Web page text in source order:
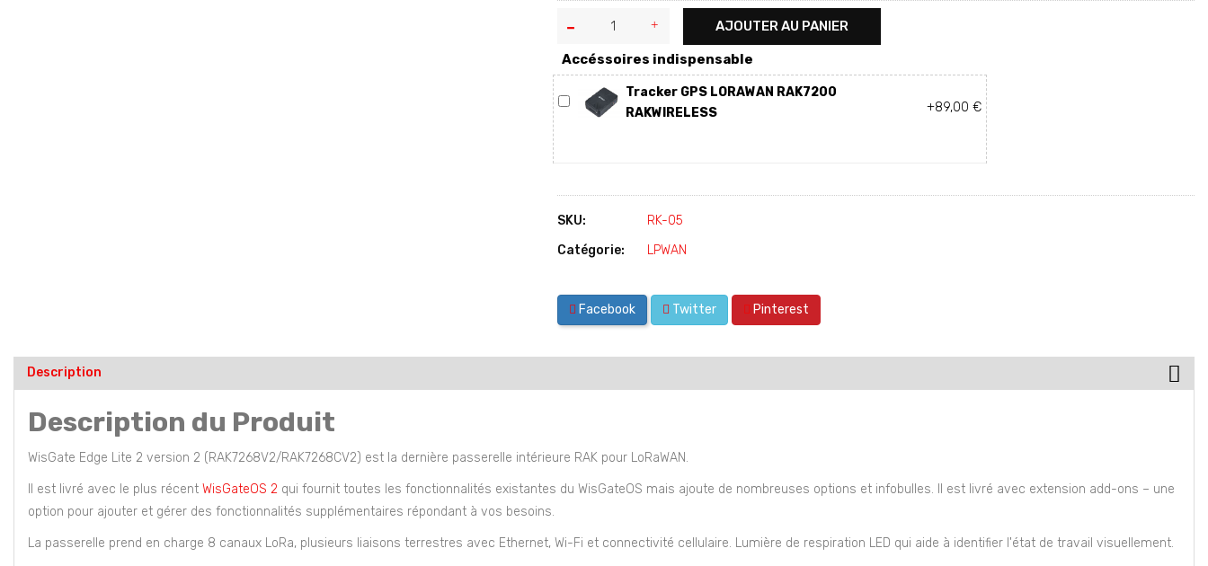
AJOUTER AU PANIER
Accéssoires indispensable
Tracker GPS LORAWAN RAK7200
RAKWIRELESS
+89,00 €
SKU:
RK-05
Catégorie:
LPWAN
Facebook Twitter Pinterest
Description
Description du Produit
WisGate Edge Lite 2 version 2 (RAK7268V2/RAK7268CV2) est la dernière passerelle intérieure RAK pour LoRaWAN.
Il est livré avec le plus récent WisGateOS 2 qui fournit toutes les fonctionnalités existantes du WisGateOS mais ajoute de nombreuses options et infobulles. Il est livré avec extension add-ons – une
option pour ajouter et gérer des fonctionnalités supplémentaires répondant à vos besoins.
La passerelle prend en charge 8 canaux LoRa, plusieurs liaisons terrestres avec Ethernet, Wi-Fi et connectivité cellulaire. Lumière de respiration LED qui aide à identifier l'état de travail visuellement.